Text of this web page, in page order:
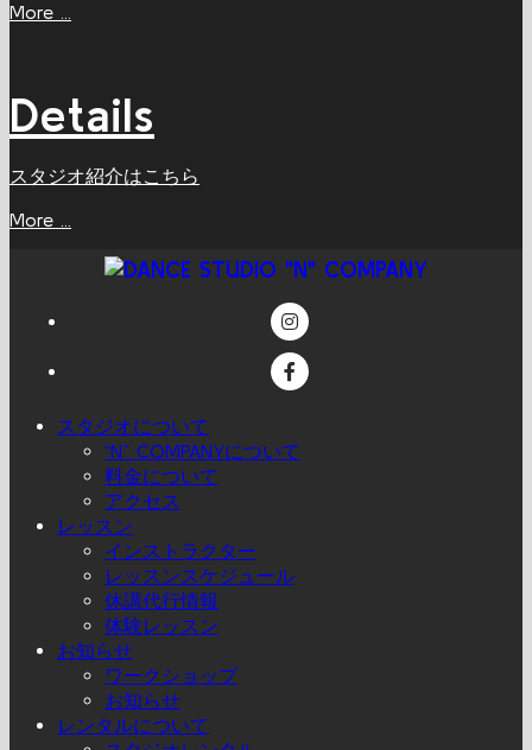
More ...
Details
スタジオ紹介はこちら
More ...
スタジオについて
“N” COMPANYについて
料金について
アクセス
レッスン
インストラクター
レッスンスケジュール
休講代行情報
体験レッスン
お知らせ
ワークショップ
お知らせ
レンタルについて